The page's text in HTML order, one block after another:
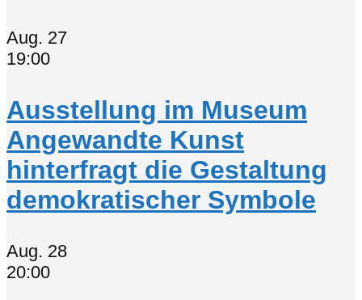
Aug. 27
19:00
Ausstellung im Museum
Angewandte Kunst
hinterfragt die Gestaltung
demokratischer Symbole
Aug. 28
20:00